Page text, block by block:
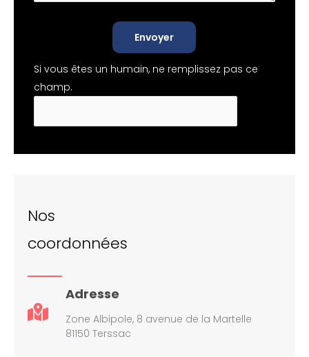
Envoyer
Si vous êtes un humain, ne remplissez pas ce
champ.
Nos
coordonnées
Adresse
Zone Albipole, 8 avenue de la Martelle
81150 Terssac